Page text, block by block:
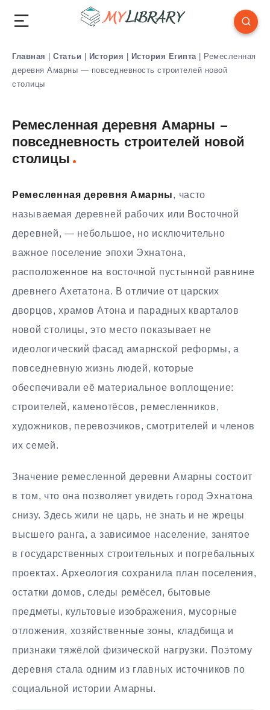
Главная | Статьи | История | История Египта | Ремесленная
деревня Амарны — повседневность строителей новой
столицы
Ремесленная деревня Амарны —
повседневность строителей новой
столицы
Ремесленная деревня Амарны, часто
называемая деревней рабочих или Восточной
деревней, — небольшое, но исключительно
важное поселение эпохи Эхнатона,
расположенное на восточной пустынной равнине
древнего Ахетатона. В отличие от царских
дворцов, храмов Атона и парадных кварталов
новой столицы, это место показывает не
идеологический фасад амарнской реформы, а
повседневную жизнь людей, которые
обеспечивали её материальное воплощение:
строителей, каменотёсов, ремесленников,
художников, перевозчиков, смотрителей и членов
их семей.
Значение ремесленной деревни Амарны состоит
в том, что она позволяет увидеть город Эхнатона
снизу. Здесь жили не царь, не знать и не жрецы
высшего ранга, а зависимое население, занятое
в государственных строительных и погребальных
проектах. Археология сохранила план поселения,
остатки домов, следы ремёсел, бытовые
предметы, культовые изображения, мусорные
отложения, хозяйственные зоны, кладбища и
признаки тяжёлой физической нагрузки. Поэтому
деревня стала одним из главных источников по
социальной истории Амарны.